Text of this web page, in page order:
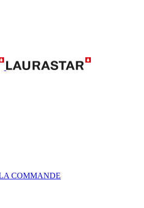
COMMANDE